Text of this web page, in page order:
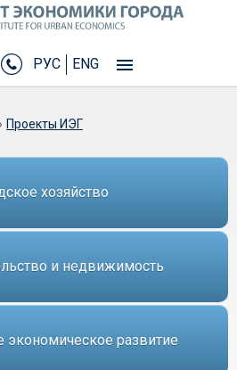
РУС ENG
Проекты ИЭГ
хозяйство
и недвижимость
экономическое развитие